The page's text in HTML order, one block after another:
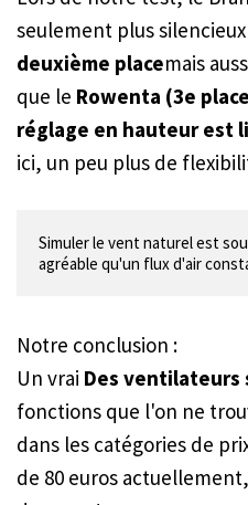
seulement plus
deuxième placemais
que le Rowenta (3e
réglage en hauteur est
ici, un peu plus de
Simuler le vent naturel est
agréable qu'un flux d'air
Notre conclusion :
Un vrai Des ventilateurs
fonctions que l'on ne
dans les catégories de
de 80 euros